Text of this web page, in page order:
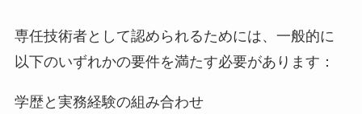
専任技術者として認められるためには、一般的に
以下のいずれかの要件を満たす必要があります：
学歴と実務経験の組み合わせ